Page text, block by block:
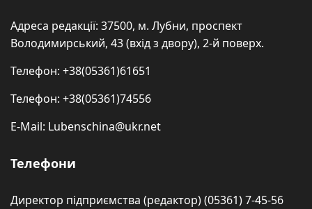
Адреса редакції: 37500, м. Лубни, проспект
Володимирський, 43 (вхід з двору), 2-й поверх.
Телефон: +38(05361)61651
Телефон: +38(05361)74556
E-Mail: Lubenschina@ukr.net
Телефони
Директор підприємства (редактор) (05361) 7-45-56